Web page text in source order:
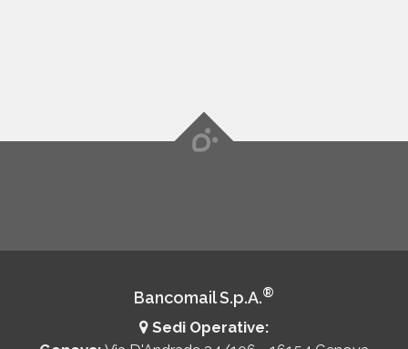
Bancomail S.p.A.®
Sedi Operative: